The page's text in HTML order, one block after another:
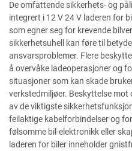
De omfattende sikkerhets- og
integrert i 12 V 24 V laderen for
som egner seg for krevende
sikkerhetsuhell kan føre til
ansvarsproblemer. Flere
å overvåke ladeoperasjoner og
situasjoner som kan skade
verkstedmiljøer. Beskyttelse
av de viktigste
feilaktige kabelforbindelser og
følsomme bil-elektronikk eller
laderen for biler inneholder